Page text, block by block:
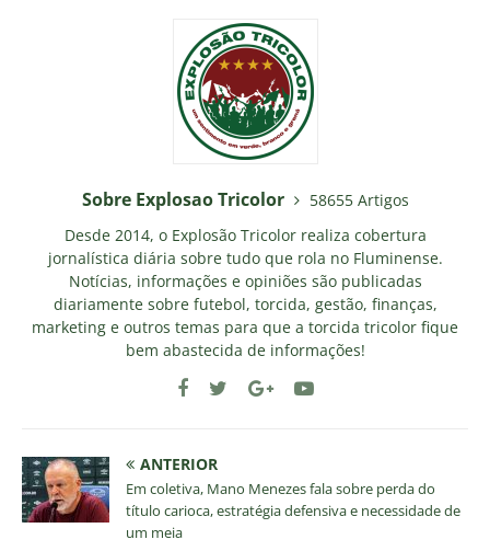
Sobre Explosao Tricolor
58655 Artigos
Desde 2014, o Explosão Tricolor realiza cobertura
jornalística diária sobre tudo que rola no Fluminense.
Notícias, informações e opiniões são publicadas
diariamente sobre futebol, torcida, gestão, finanças,
marketing e outros temas para que a torcida tricolor fique
bem abastecida de informações!
ANTERIOR
Em coletiva, Mano Menezes fala sobre perda do
título carioca, estratégia defensiva e necessidade de
um meia